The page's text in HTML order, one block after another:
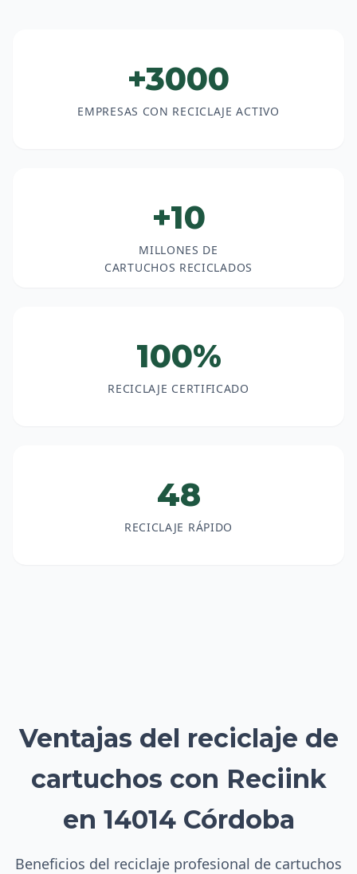
+3000
EMPRESAS CON RECICLAJE ACTIVO
+10
MILLONES DE
CARTUCHOS RECICLADOS
100%
RECICLAJE CERTIFICADO
48
RECICLAJE RÁPIDO
Ventajas del reciclaje de
cartuchos con Reciink
en 14014 Córdoba
Beneficios del reciclaje profesional de cartuchos